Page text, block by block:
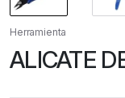
Herramienta
ALICATE